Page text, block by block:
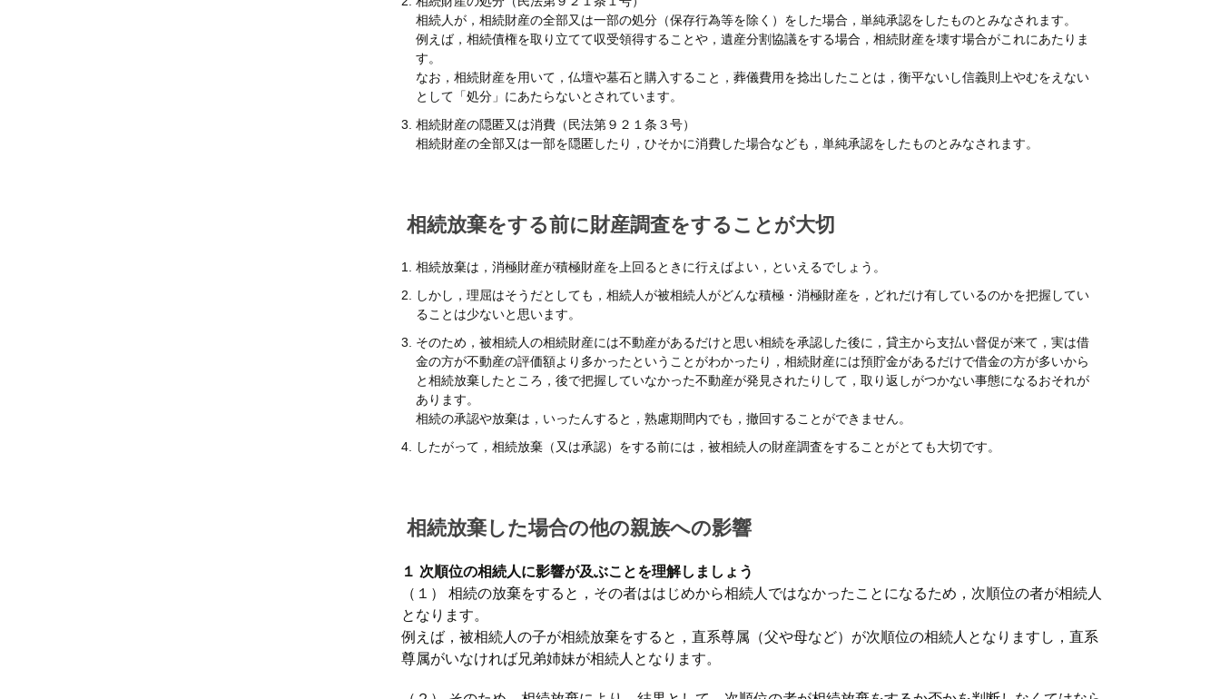
相続人が，相続財産の全部又は一部の処分（保存行為等を除く）をした場合，単純承認をしたものとみなされます。
例えば，相続債権を取り立てて収受領得することや，遺産分割協議をする場合，相続財産を壊す場合がこれにあたりま
す。
なお，相続財産を用いて，仏壇や墓石と購入すること，葬儀費用を捻出したことは，衡平ないし信義則上やむをえない
として「処分」にあたらないとされています。
相続財産の隠匿又は消費（民法第９２１条３号）
相続財産の全部又は一部を隠匿したり，ひそかに消費した場合なども，単純承認をしたものとみなされます。
相続放棄をする前に財産調査をすることが大切
相続放棄は，消極財産が積極財産を上回るときに行えばよい，といえるでしょう。
しかし，理屈はそうだとしても，相続人が被相続人がどんな積極・消極財産を，どれだけ有しているのかを把握してい
ることは少ないと思います。
そのため，被相続人の相続財産には不動産があるだけと思い相続を承認した後に，貸主から支払い督促が来て，実は借
金の方が不動産の評価額より多かったということがわかったり，相続財産には預貯金があるだけで借金の方が多いから
と相続放棄したところ，後で把握していなかった不動産が発見されたりして，取り返しがつかない事態になるおそれが
あります。
相続の承認や放棄は，いったんすると，熟慮期間内でも，撤回することができません。
したがって，相続放棄（又は承認）をする前には，被相続人の財産調査をすることがとても大切です。
相続放棄した場合の他の親族への影響
１ 次順位の相続人に影響が及ぶことを理解しましょう
（１） 相続の放棄をすると，その者ははじめから相続人ではなかったことになるため，次順位の者が相続人
となります。
例えば，被相続人の子が相続放棄をすると，直系尊属（父や母など）が次順位の相続人となりますし，直系
尊属がいなければ兄弟姉妹が相続人となります。